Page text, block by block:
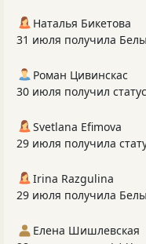
Наталья Бикетова
31 июля получила
Роман Цивинскас
30 июля получил
Svetlana Efimova
29 июля получила
Irina Razgulina
29 июля получила
Елена Шишлевская